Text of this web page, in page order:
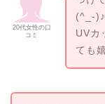
20代女性の口
コミ
(^_-)♪
UVカ
ても